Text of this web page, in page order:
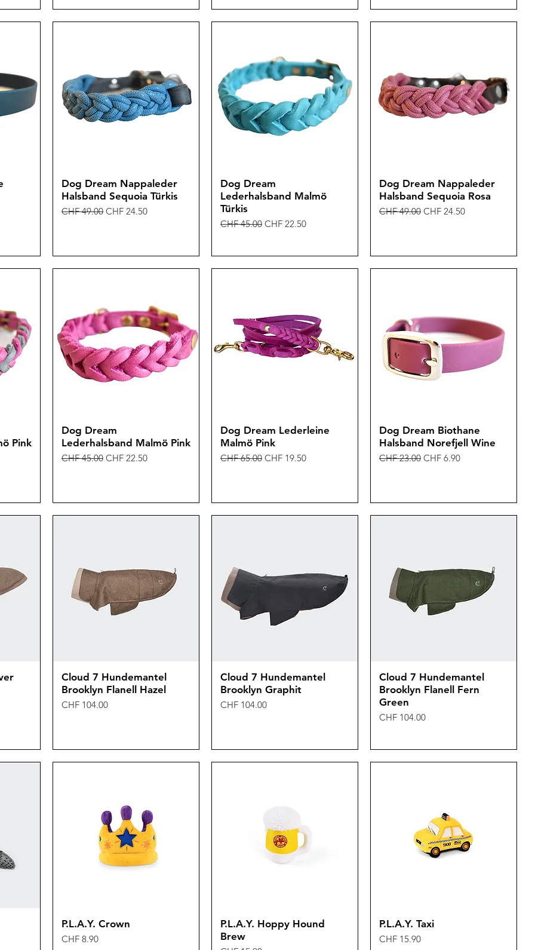
Dog Dream Nappaleder
Halsband Sequoia Türkis
Standardpreis
CHF 49.00 Sale-Preis
CHF 24.50
Dog Dream
Lederhalsband Malmö
Türkis
Standardpreis
CHF 45.00 Sale-Preis
CHF 22.50
Dog Dream Nappaleder
Halsband Sequoia Rosa
Standardpreis
CHF 49.00 Sale-Preis
CHF 24.50
Pink
Dog Dream
Lederhalsband Malmö Pink
Standardpreis
CHF 45.00 Sale-Preis
CHF 22.50
Dog Dream Lederleine
Malmö Pink
Standardpreis
CHF 65.00 Sale-Preis
CHF 19.50
Dog Dream Biothane
Halsband Norefjell Wine
Standardpreis
CHF 23.00 Sale-Preis
CHF 6.90
Cloud 7 Hundemantel
Brooklyn Flanell Hazel
Preis
CHF 104.00
Cloud 7 Hundemantel
Brooklyn Graphit
Preis
CHF 104.00
Cloud 7 Hundemantel
Brooklyn Flanell Fern
Green
Preis
CHF 104.00
P.L.A.Y. Crown
Preis
CHF 8.90
P.L.A.Y. Hoppy Hound
Brew
P.L.A.Y. Taxi
Preis
CHF 15.90